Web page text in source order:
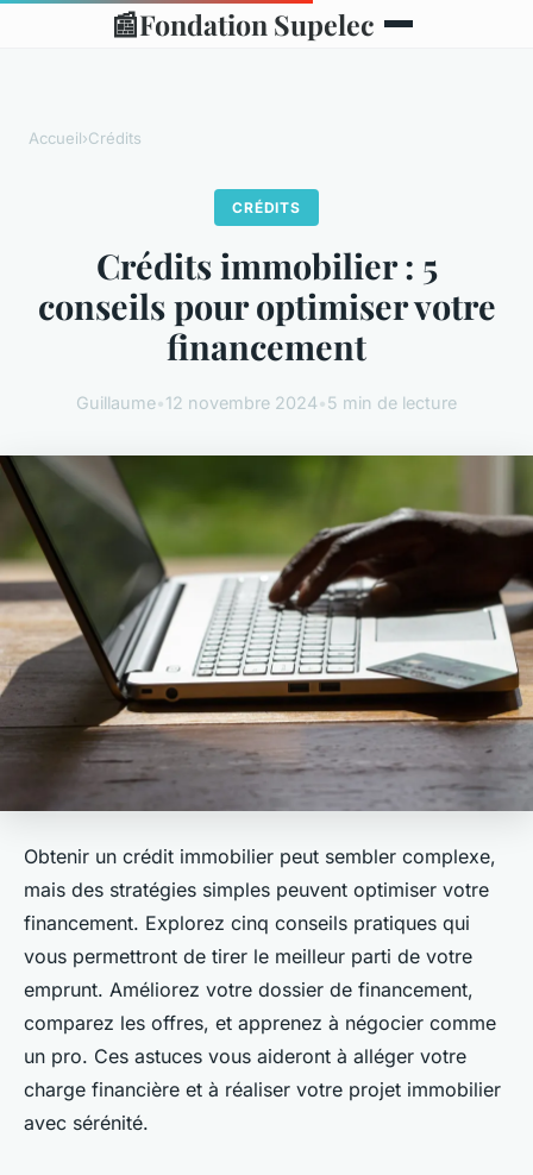
📰Fondation Supelec
Accueil›Crédits
CRÉDITS
Crédits immobilier : 5
conseils pour optimiser votre
financement
Guillaume•12 novembre 2024•5 min de lecture
Obtenir un crédit immobilier peut sembler complexe,
mais des stratégies simples peuvent optimiser votre
financement. Explorez cinq conseils pratiques qui
vous permettront de tirer le meilleur parti de votre
emprunt. Améliorez votre dossier de financement,
comparez les offres, et apprenez à négocier comme
un pro. Ces astuces vous aideront à alléger votre
charge financière et à réaliser votre projet immobilier
avec sérénité.